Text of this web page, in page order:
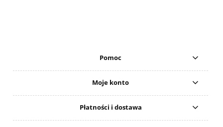
Pomoc
Moje konto
Płatności i dostawa